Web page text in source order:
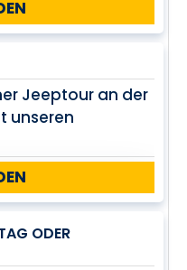
Jeeptour an der
unseren
ODER